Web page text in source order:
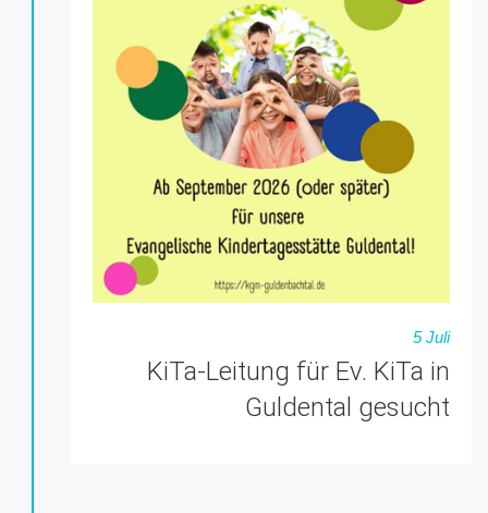
5 Juli
KiTa-Leitung für Ev. KiTa in
Guldental gesucht